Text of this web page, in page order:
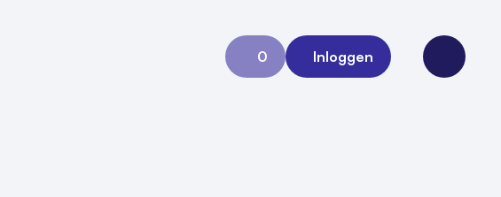
0
Aanvraag 0
Inloggen
Open